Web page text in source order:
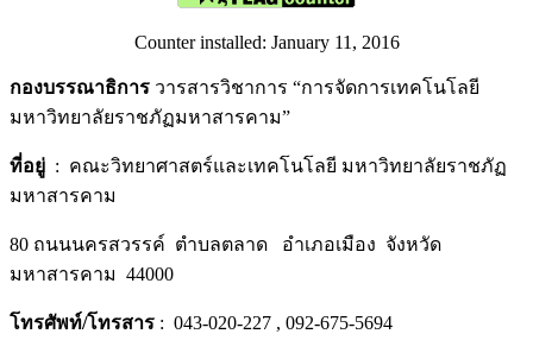
Counter installed: January 11, 2016
กองบรรณาธิการ วารสารวิชาการ “การจัดการเทคโนโลยี
มหาวิทยาลัยราชภัฏมหาสารคาม”
ที่อยู่ : คณะวิทยาศาสตร์และเทคโนโลยี มหาวิทยาลัยราชภัฏ
มหาสารคาม
80 ถนนนครสวรรค์ ตำบลตลาด อำเภอเมือง จังหวัด
มหาสารคาม 44000
โทรศัพท์/โทรสาร : 043-020-227 , 092-675-5694